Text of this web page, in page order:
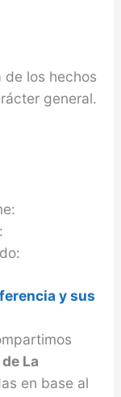
de los hechos
general.
y sus
La
en base al